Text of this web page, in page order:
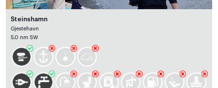
Steinshamn
Gjestehavn
5.0 nm SW